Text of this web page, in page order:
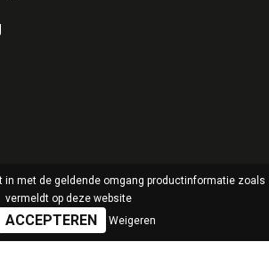
in met de geldende omgang productinformatie zoals
vermeldt op deze website
Weigeren